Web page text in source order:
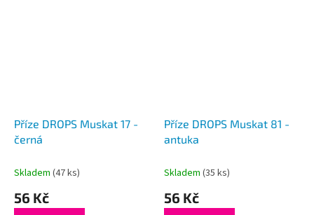
Příze DROPS Muskat 17 -
černá
Skladem (47 ks)
56 Kč
Příze DROPS Muskat 81 -
antuka
Skladem (35 ks)
56 Kč